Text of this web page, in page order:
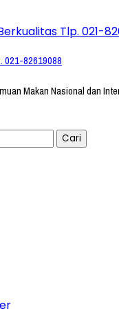
021-82619088
Makan Nasional dan